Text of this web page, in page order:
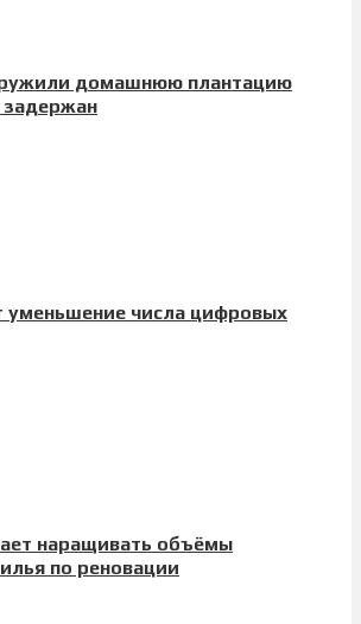
домашнюю плантацию
задержан
уменьшение числа цифровых
наращивать объёмы
по реновации